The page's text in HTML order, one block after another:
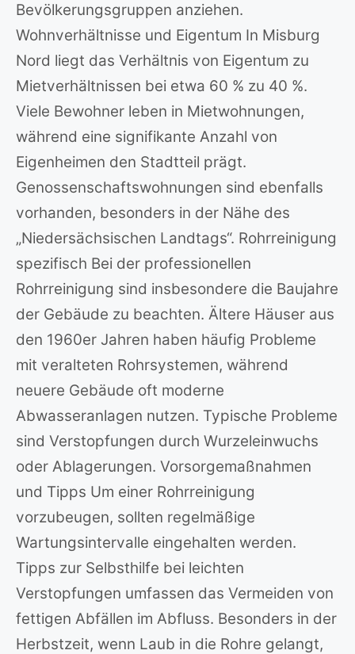
Bevölkerungsgruppen anziehen.
Wohnverhältnisse und Eigentum In Misburg
Nord liegt das Verhältnis von Eigentum zu
Mietverhältnissen bei etwa 60 % zu 40 %.
Viele Bewohner leben in Mietwohnungen,
während eine signifikante Anzahl von
Eigenheimen den Stadtteil prägt.
Genossenschaftswohnungen sind ebenfalls
vorhanden, besonders in der Nähe des
„Niedersächsischen Landtags“. Rohrreinigung
spezifisch Bei der professionellen
Rohrreinigung sind insbesondere die Baujahre
der Gebäude zu beachten. Ältere Häuser aus
den 1960er Jahren haben häufig Probleme
mit veralteten Rohrsystemen, während
neuere Gebäude oft moderne
Abwasseranlagen nutzen. Typische Probleme
sind Verstopfungen durch Wurzeleinwuchs
oder Ablagerungen. Vorsorgemaßnahmen
und Tipps Um einer Rohrreinigung
vorzubeugen, sollten regelmäßige
Wartungsintervalle eingehalten werden.
Tipps zur Selbsthilfe bei leichten
Verstopfungen umfassen das Vermeiden von
fettigen Abfällen im Abfluss. Besonders in der
Herbstzeit, wenn Laub in die Rohre gelangt,